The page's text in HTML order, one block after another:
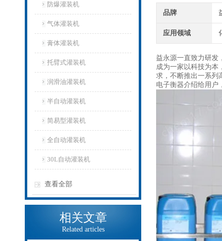
防爆灌装机
气体灌装机
膏体灌装机
托臂式灌装机
润滑油灌装机
半自动灌装机
简易型灌装机
全自动灌装机
30L自动灌装机
查看全部
相关文章
Related articles
品牌
应用领域
益永源一直致力研发
成为一家以科技为本
求，不断推出一系列
电子衡器介绍给用户